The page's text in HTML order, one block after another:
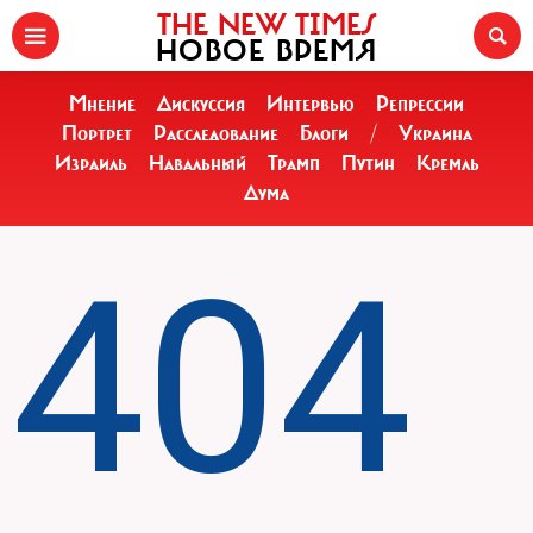
THE NEW TIMES
НОВОЕ ВРЕМЯ
Мнение Дискуссия Интервью
Репрессии
Портрет
Расследование Блоги /
Украина
Израиль
Навальный Трамп Путин
Кремль
Дума
404